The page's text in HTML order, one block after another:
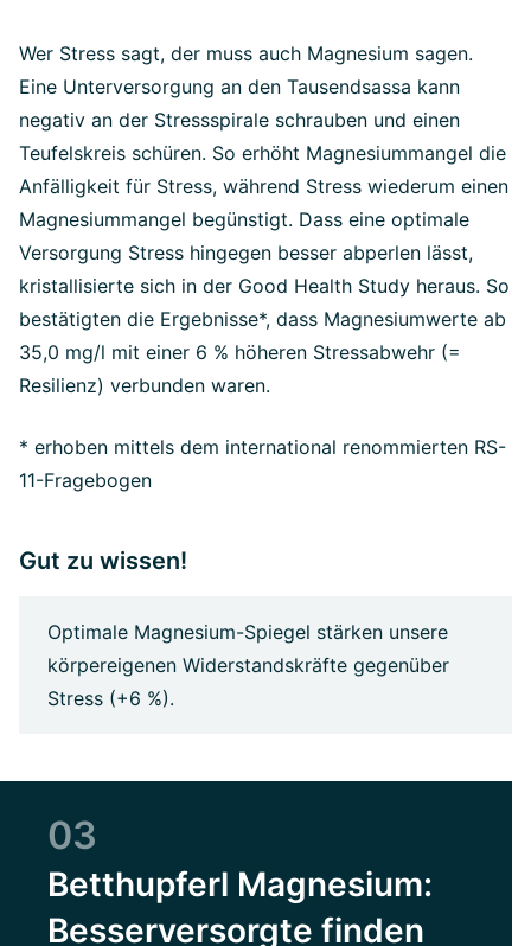
Wer Stress sagt, der muss auch Magnesium sagen.
Eine Unterversorgung an den Tausendsassa kann
negativ an der Stressspirale schrauben und einen
Teufelskreis schüren. So erhöht Magnesiummangel die
Anfälligkeit für Stress, während Stress wiederum einen
Magnesiummangel begünstigt. Dass eine optimale
Versorgung Stress hingegen besser abperlen lässt,
kristallisierte sich in der Good Health Study heraus. So
bestätigten die Ergebnisse*, dass Magnesiumwerte ab
35,0 mg/l mit einer 6 % höheren Stressabwehr (=
Resilienz) verbunden waren.
* erhoben mittels dem international renommierten RS-
11-Fragebogen
Gut zu wissen!
Optimale Magnesium-Spiegel stärken unsere
körpereigenen Widerstandskräfte gegenüber
Stress (+6 %).
03
Betthupferl Magnesium:
Besserversorgte finden